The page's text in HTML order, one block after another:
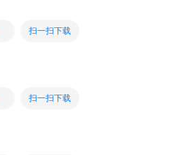
扫一扫下载
扫一扫下载